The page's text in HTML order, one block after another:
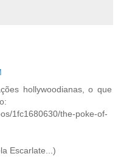
hollywoodianas, o que
1fc1680630/the-poke-of-
Escarlate...)